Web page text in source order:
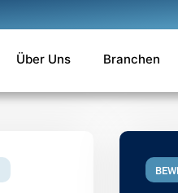
Über Uns Branchen